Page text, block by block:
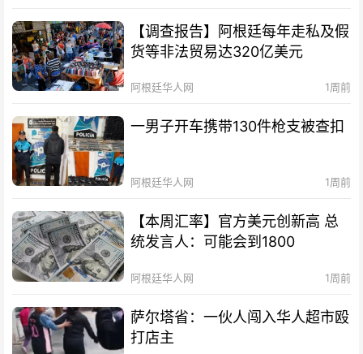
【调查报告】阿根廷每年走私及假
货等非法贸易达320亿美元
阿根廷华人网 1周前
一男子开车携带130件枪支被查扣
阿根廷华人网 1周前
【本周汇率】官方美元创新高 总
统发言人：可能会到1800
阿根廷华人网 1周前
萨尔塔省：一伙人闯入华人超市殴
打店主